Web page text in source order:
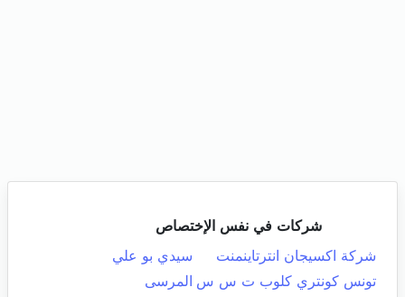
شركات في نفس الإختصاص
شركة اكسيجان انترتاينمنت
سيدي بو علي
تونس كونتري كلوب ت س س المرسى